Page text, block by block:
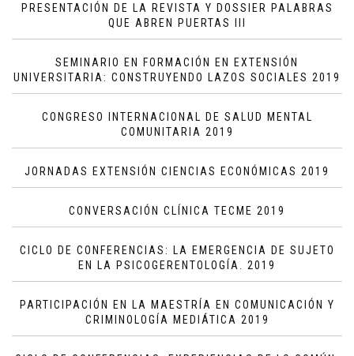
PRESENTACIÓN DE LA REVISTA Y DOSSIER PALABRAS
QUE ABREN PUERTAS III
SEMINARIO EN FORMACIÓN EN EXTENSIÓN
UNIVERSITARIA: CONSTRUYENDO LAZOS SOCIALES 2019
CONGRESO INTERNACIONAL DE SALUD MENTAL
COMUNITARIA 2019
JORNADAS EXTENSIÓN CIENCIAS ECONÓMICAS 2019
CONVERSACIÓN CLÍNICA TECME 2019
CICLO DE CONFERENCIAS: LA EMERGENCIA DE SUJETO
EN LA PSICOGERENTOLOGÍA. 2019
PARTICIPACIÓN EN LA MAESTRÍA EN COMUNICACIÓN Y
CRIMINOLOGÍA MEDIÁTICA 2019